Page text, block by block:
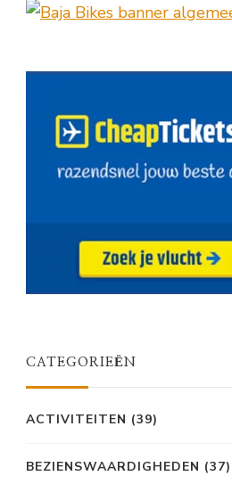
CATEGORIEËN
ACTIVITEITEN (39)
BEZIENSWAARDIGHEDEN (37)